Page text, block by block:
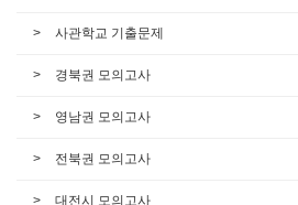
사관학교 기출문제
경북권 모의고사
영남권 모의고사
전북권 모의고사
대전시 모의고사